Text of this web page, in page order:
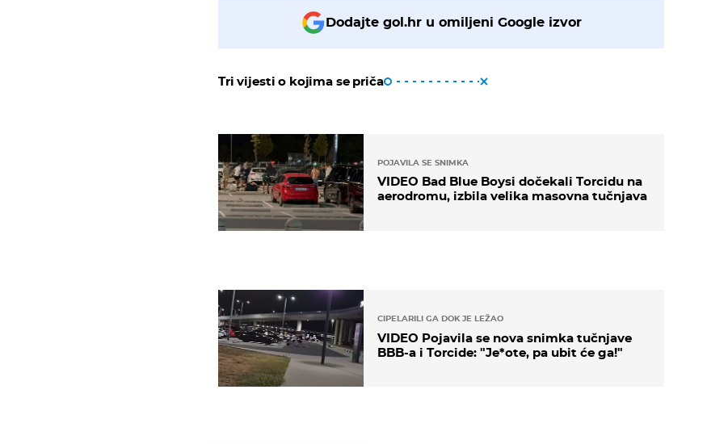
Dodajte gol.hr u omiljeni Google izvor
Tri vijesti o kojima se priča
POJAVILA SE SNIMKA
VIDEO Bad Blue Boysi dočekali Torcidu na
aerodromu, izbila velika masovna tučnjava
CIPELARILI GA DOK JE LEŽAO
VIDEO Pojavila se nova snimka tučnjave
BBB-a i Torcide: "Je*ote, pa ubit će ga!"